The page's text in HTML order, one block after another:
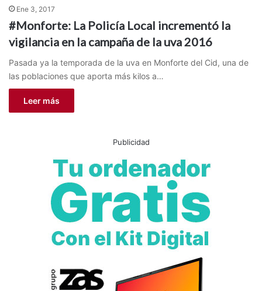
Ene 3, 2017
#Monforte: La Policía Local incrementó la
vigilancia en la campaña de la uva 2016
Pasada ya la temporada de la uva en Monforte del Cid, una de
las poblaciones que aporta más kilos a…
Leer más
Publicidad